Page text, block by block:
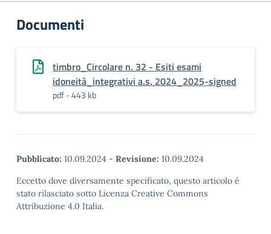
Documenti
timbro_Circolare n. 32 - Esiti esami
idoneità_integrativi a.s. 2024_2025-signed
pdf - 443 kb
Pubblicato: 10.09.2024 - Revisione: 10.09.2024
Eccetto dove diversamente specificato, questo articolo è
stato rilasciato sotto Licenza Creative Commons
Attribuzione 4.0 Italia.